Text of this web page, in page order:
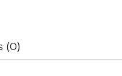
(0)